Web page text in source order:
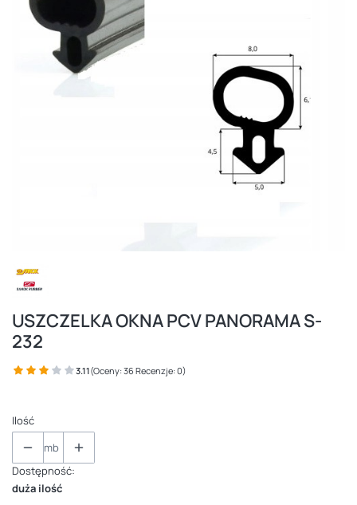
USZCZELKA OKNA PCV PANORAMA S-
232
3.11(Oceny: 36 Recenzje: 0)
Ilość
mb
Dostępność:
duża ilość